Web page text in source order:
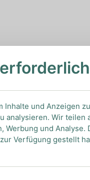
Inhalte und Anzeigen
analysieren. Wir
Werbung und
Verfügung gestellt